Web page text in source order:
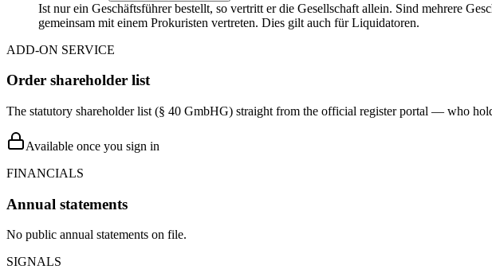
Ist nur ein Geschäftsführer bestellt, so vertritt er die Gesellschaft allein. Sind mehrere
gemeinsam mit einem Prokuristen vertreten. Dies gilt auch für Liquidatoren.
ADD-ON SERVICE
Order shareholder list
The statutory shareholder list (§ 40 GmbHG) straight from the official register portal — who
Available once you sign in
FINANCIALS
Annual statements
No public annual statements on file.
SIGNALS